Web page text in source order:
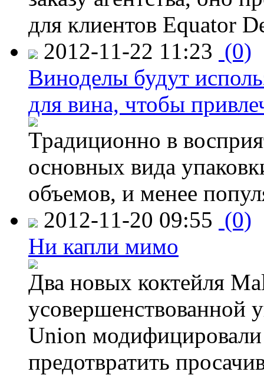
для клиентов Equator
2012-11-22 11:23 (0)
Виноделы будут
для вина, чтобы
Традиционно в
основных вида
объемов, и менее
2012-11-20 09:55 (0)
Ни капли мимо
Два новых коктейля
усовершенствованной
Union модифицировали
предотвратить